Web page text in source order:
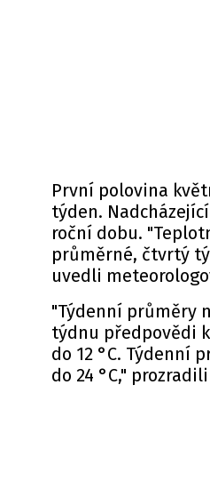
První polovina
týden.
roční dobu.
průměrné, čtvrtý
uvedli
"Týdenní průměry
týdnu předpovědi
do 12 °C. Týdenní
do 24 °C,"